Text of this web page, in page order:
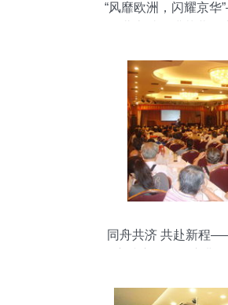
“风靡欧洲，闪耀京
同舟共济 共赴新程